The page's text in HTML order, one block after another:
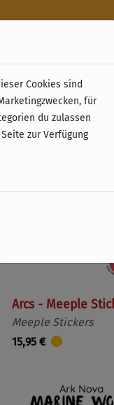
Rückgabe
Arcs - Meeple
Meeple Stickers
15,95 €
Cookies sind
für
du zulassen
zur Verfügung